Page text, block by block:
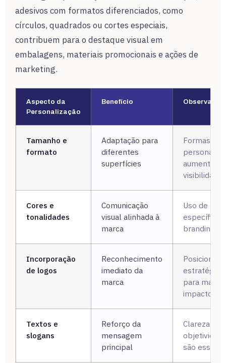
adesivos com formatos diferenciados, como
círculos, quadrados ou cortes especiais,
contribuem para o destaque visual em
embalagens, materiais promocionais e ações de
marketing.
Aspecto da
Personalização
Benefício Observação
Tamanho e
formato
Adaptação para
diferentes
superfícies
Formas
aumentam
visibilidade
Cores e
tonalidades
Comunicação
visual alinhada à
marca
Uso de
específicas
branding
Incorporação
de logos
Reconhecimento
imediato da
marca
estratégico
para maior
impacto
Textos e
slogans
Reforço da
mensagem
principal
Clareza e
são